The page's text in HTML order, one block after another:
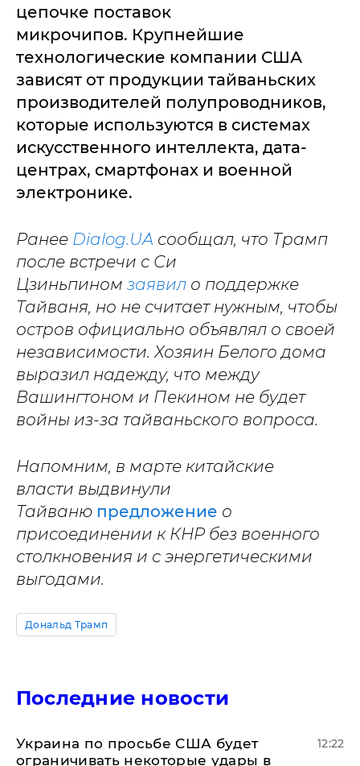
цепочке поставок
микрочипов. Крупнейшие
технологические компании США
зависят от продукции тайваньских
производителей полупроводников,
которые используются в системах
искусственного интеллекта, дата-
центрах, смартфонах и военной
электронике.
Ранее Dialog.UA сообщал, что Трамп
после встречи с Си
Цзиньпином заявил о поддержке
Тайваня, но не считает нужным, чтобы
остров официально объявлял о своей
независимости. Хозяин Белого дома
выразил надежду, что между
Вашингтоном и Пекином не будет
войны из-за тайваньского вопроса.
Напомним, в марте китайские
власти выдвинули
Тайваню предложение о
присоединении к КНР без военного
столкновения и с энергетическими
выгодами.
Дональд Трамп
Последние новости
Украина по просьбе США будет
ограничивать некоторые удары в
12:22